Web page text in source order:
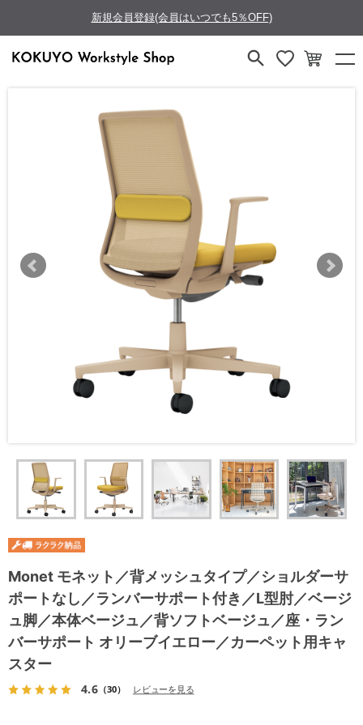
新規会員登録(会員はいつでも5％OFF)
Monet モネット／背メッシュタイプ／ショルダーサ
ポートなし／ランバーサポート付き／L型肘／ベージ
ュ脚／本体ベージュ／背ソフトベージュ／座・ラン
バーサポート オリーブイエロー／カーペット用キャ
スター
4.6（30） レビューを見る